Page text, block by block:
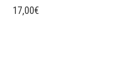
17,00€